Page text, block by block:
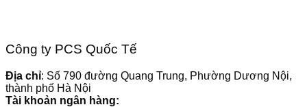
Công ty PCS Quốc Tế
Địa chỉ: Số 790 đường Quang Trung, Phường Dương Nội,
thành phố Hà Nội
Tài khoản ngân hàng: